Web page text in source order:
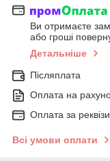
Ви отримаєте
або гроші
Детальніше
Післяплата
Оплата на
Оплата за
Всі умови оплати